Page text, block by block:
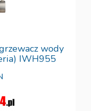
wody
IWH955